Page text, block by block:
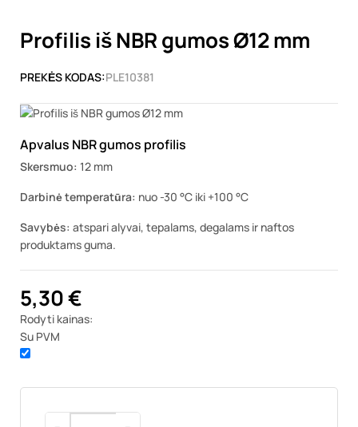
Profilis iš NBR gumos Ø12 mm
PREKĖS KODAS:PLE10381
Apvalus NBR gumos profilis
Skersmuo: 12 mm
Darbinė temperatūra: nuo -30 °C iki +100 °C
Savybės: atspari alyvai, tepalams, degalams ir naftos
produktams guma.
5,30 €
Rodyti kainas:
Su PVM